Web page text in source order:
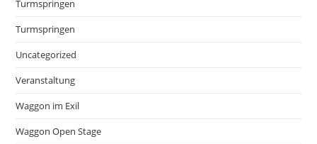
Turmspringen
Turmspringen
Uncategorized
Veranstaltung
Waggon im Exil
Waggon Open Stage